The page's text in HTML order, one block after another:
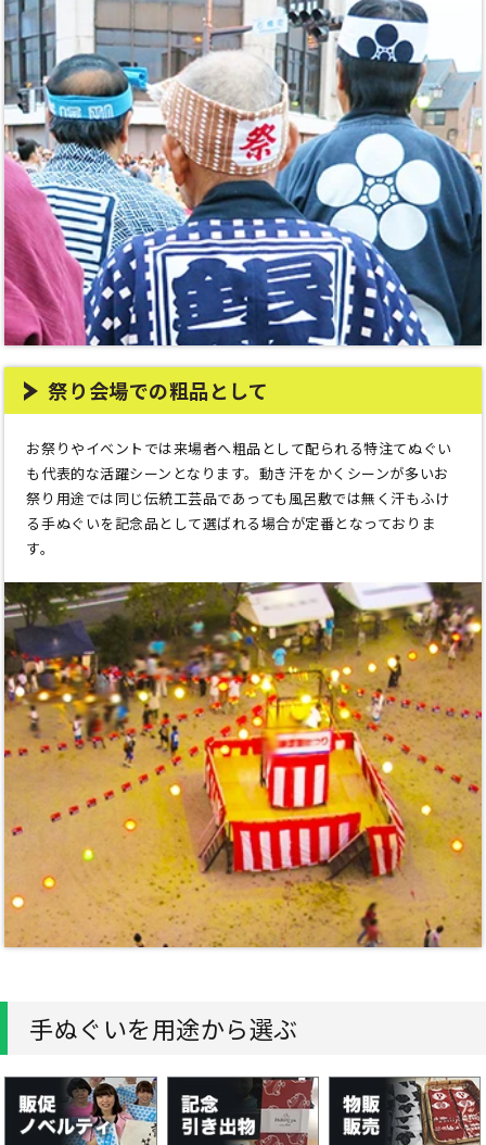
祭り会場での粗品として
お祭りやイベントでは来場者へ粗品として配られる特注てぬぐい
も代表的な活躍シーンとなります。動き汗をかくシーンが多いお
祭り用途では同じ伝統工芸品であっても風呂敷では無く汗もふけ
る手ぬぐいを記念品として選ばれる場合が定番となっておりま
す。
手ぬぐいを用途から選ぶ